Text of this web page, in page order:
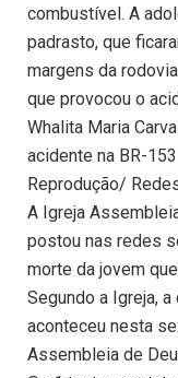
combustível. A
padrasto, que
margens da
que provocou o
Whalita Maria
acidente na BR-153
Reprodução/
A Igreja
postou nas redes
morte da jovem
Segundo a Igreja,
aconteceu nesta
Assembleia de